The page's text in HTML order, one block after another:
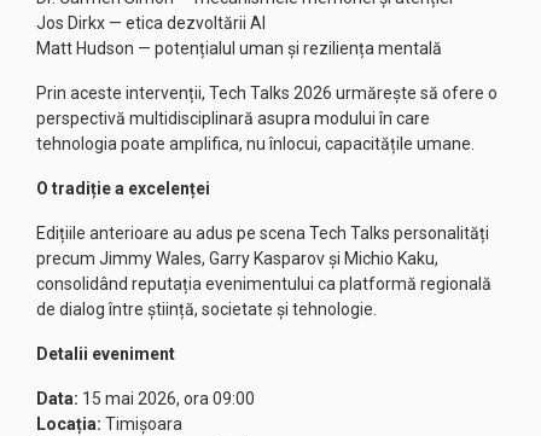
Jos Dirkx — etica dezvoltării AI
Matt Hudson — potențialul uman și reziliența mentală
Prin aceste intervenții, Tech Talks 2026 urmărește să ofere o
perspectivă multidisciplinară asupra modului în care
tehnologia poate amplifica, nu înlocui, capacitățile umane.
O tradiție a excelenței
Edițiile anterioare au adus pe scena Tech Talks personalități
precum Jimmy Wales, Garry Kasparov și Michio Kaku,
consolidând reputația evenimentului ca platformă regională
de dialog între știință, societate și tehnologie.
Detalii eveniment
Data: 15 mai 2026, ora 09:00
Locația: Timișoara